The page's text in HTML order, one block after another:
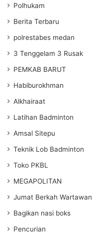
Polhukam
Berita Terbaru
polrestabes medan
3 Tenggelam 3 Rusak
PEMKAB BARUT
Habiburokhman
Alkhairaat
Latihan Badminton
Amsal Sitepu
Teknik Lob Badminton
Toko PKBL
MEGAPOLITAN
Jumat Berkah Wartawan
Bagikan nasi boks
Pencurian